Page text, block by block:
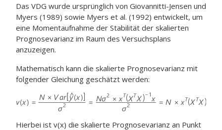
Das VDG wurde ursprünglich von Giovannitti-Jensen und
Myers (1989) sowie Myers et al. (1992) entwickelt, um
eine Momentaufnahme der Stabilität der skalierten
Prognosevarianz im Raum des Versuchsplans
anzuzeigen.
Mathematisch kann die skalierte Prognosevarianz mit
folgender Gleichung geschätzt werden:
Hierbei ist v(x) die skalierte Prognosevarianz an Punkt